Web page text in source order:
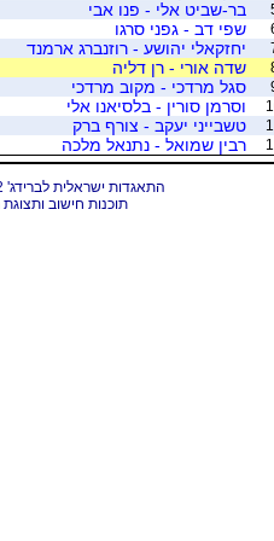
בר-שביט אלי - פנו אבי
שפי דב - גפני סרגו
יחזקאלי יהושע - רוזנברג ארמנד
שדה אורי - רן דליה
סגל מרדכי - מקוב מרדכי
וסרמן סורין - בלסיאנו אלי
טשבייני יעקב - צורף ברק
רבין שמואל - נתנאל מלכה
התאגדות ישראלית לברידג' 2022 © כל הזכויות שמורות
תוכנות חישוב